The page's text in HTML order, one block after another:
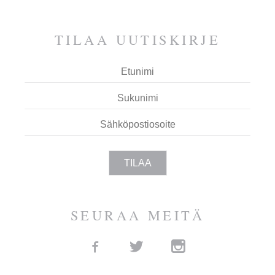
TILAA UUTIS­KIRJE
SEURAA MEITÄ
FacebookTwitter